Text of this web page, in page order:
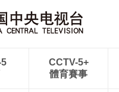
CCTV-5+
體育賽事